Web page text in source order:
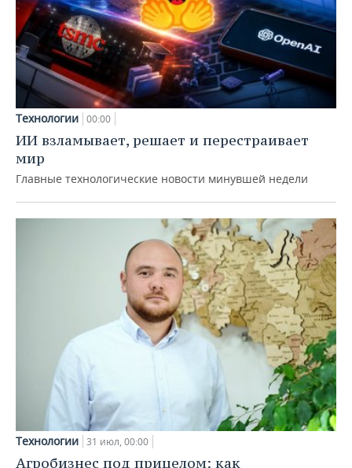
Технологии 00:00
ИИ взламывает, решает и перестраивает
мир
Главные технологические новости минувшей недели
Технологии 31 июл, 00:00
Агробизнес под прицелом: как